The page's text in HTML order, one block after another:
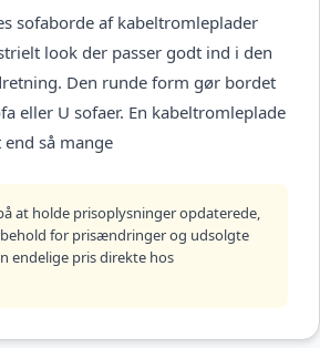
sofaborde af kabeltromleplader
look der passer godt ind i den
Den runde form gør bordet
eller U sofaer. En kabeltromleplade
så mange
at holde prisoplysninger opdaterede,
for prisændringer og udsolgte
endelige pris direkte hos